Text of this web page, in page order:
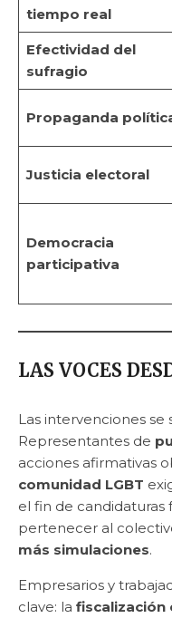
tiempo real
Efectividad del
sufragio
Propaganda
Justicia electoral
Democracia
participativa
LAS VOCES
Las intervenciones
Representantes de
acciones afirmativas
comunidad LGBT
el fin de candidaturas
pertenecer al
más simulaciones.
Empresarios y
clave: la fiscalización